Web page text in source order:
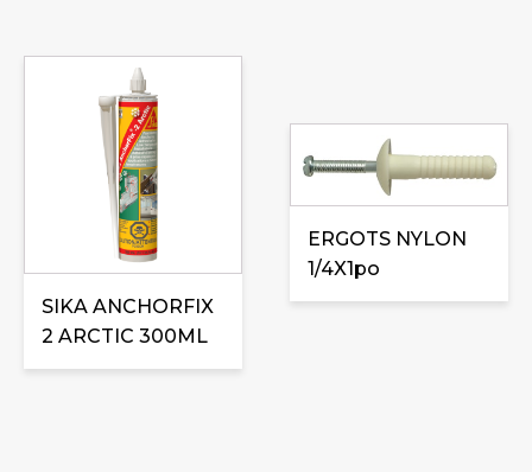
page
SIKA ANCHORFIX
2 ARCTIC 300ML
ERGOTS NYLON
1/4X1po